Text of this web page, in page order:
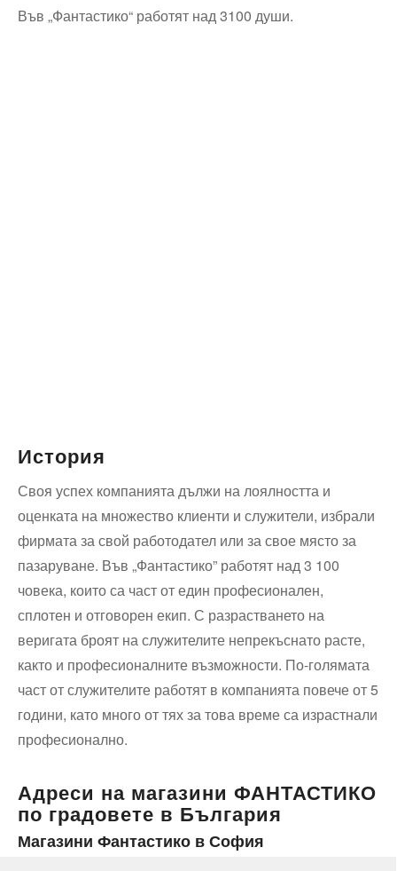
Във „Фантастико“ работят над 3100 души.
История
Своя успех компанията дължи на лоялността и
оценката на множество клиенти и служители, избрали
фирмата за свой работодател или за свое място за
пазаруване. Във „Фантастико” работят над 3 100
човека, които са част от един професионален,
сплотен и отговорен екип. С разрастването на
веригата броят на служителите непрекъснато расте,
както и професионалните възможности. По-голямата
част от служителите работят в компанията повече от 5
години, като много от тях за това време са израстнали
професионално.
Адреси на магазини ФАНТАСТИКО
по градовете в България
Магазини Фантастико в София